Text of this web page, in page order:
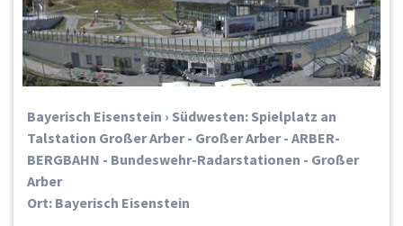
Bayerisch Eisenstein › Südwesten: Spielplatz an
Talstation Großer Arber - Großer Arber - ARBER-
BERGBAHN - Bundeswehr-Radarstationen - Großer
Arber
Ort: Bayerisch Eisenstein